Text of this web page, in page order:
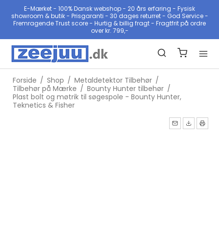
E-Mærket - 100% Dansk webshop - 20 års erfaring - Fysisk
showroom & butik - Prisgaranti - 30 dages returret - God Service -
Fremragende Trust score - Hurtig & billig fragt - Fragtfrit på ordre
over kr. 799,-
Forside / Shop / Metaldetektor Tilbehør /
Tilbehør på Mærke / Bounty Hunter tilbehør /
Plast bolt og møtrik til søgespole - Bounty Hunter,
Teknetics & Fisher